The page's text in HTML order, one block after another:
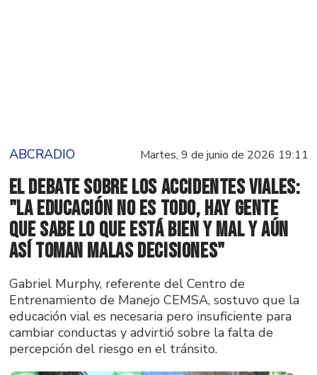
ABCRADIO Martes, 9 de junio de 2026 19:11
El debate sobre los accidentes viales:
"La educación no es todo, hay gente
que sabe lo que está bien y mal y aún
así toman malas decisiones"
Gabriel Murphy, referente del Centro de
Entrenamiento de Manejo CEMSA, sostuvo que la
educación vial es necesaria pero insuficiente para
cambiar conductas y advirtió sobre la falta de
percepción del riesgo en el tránsito.